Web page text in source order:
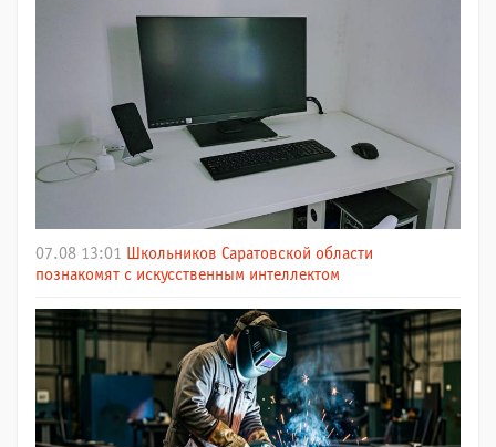
07.08 13:01
Школьников Саратовской области
познакомят с искусственным интеллектом